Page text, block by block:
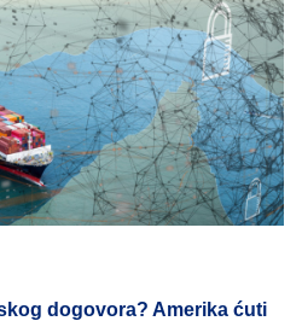
dogovora? Amerika ćuti